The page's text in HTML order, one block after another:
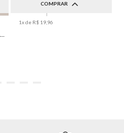
Lugar Americano Le Lis Casa Brenda
COMPRAR
1x de R$ 19 96